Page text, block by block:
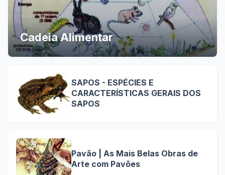
Cadeia Alimentar
SAPOS - ESPÉCIES E
CARACTERÍSTICAS GERAIS DOS
SAPOS
Pavão | As Mais Belas Obras de
Arte com Pavões